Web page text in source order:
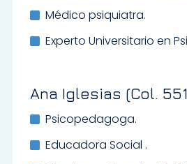
Médico psiquiatra.
Experto Universitario en
Ana Iglesias (Col.
Psicopedagoga.
Educadora Social .